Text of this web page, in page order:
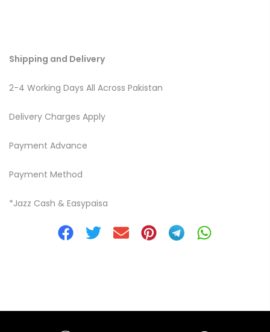
Shipping and Delivery
2-4 Working Days All Across Pakistan
Delivery Charges Apply
Payment Advance
Payment Method
*Jazz Cash & Easypaisa